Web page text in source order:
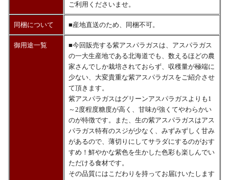
ご利用くださいませ。
同梱について ■産地直送のため、同梱不可。
御用途一覧
■今回販売する紫アスパラガスは、アスパラガス
の一大生産地である北海道でも、数えるほどの農
家さんでしか栽培されておらず、収穫量が極端に
少ない、大変貴重な紫アスパラガスをご紹介させ
て頂きます。
紫アスパラガスはグリーンアスパラガスよりも1
～2度程度糖度が高く、甘味が強くてやわらかい
のが特徴です。また、生の紫アスパラガスはアス
パラガス特有のスジが少なく、みずみずしく甘み
があるので、薄切りにしてサラダにするのがおす
すめ！鮮やかな紫色を生かした色彩も楽しんでい
ただける食材です。
その品質にはこだわりを持ってお届けいたします